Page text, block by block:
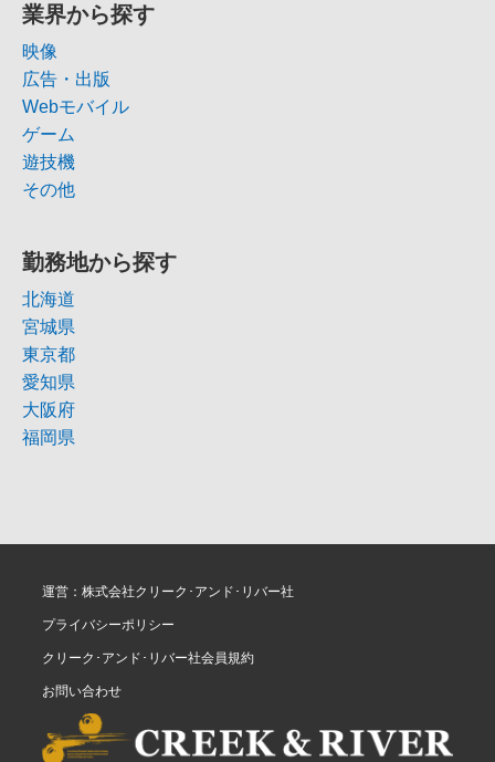
業界から探す
映像
広告・出版
Webモバイル
ゲーム
遊技機
その他
勤務地から探す
北海道
宮城県
東京都
愛知県
大阪府
福岡県
運営：株式会社クリーク･アンド･リバー社
プライバシーポリシー
クリーク･アンド･リバー社会員規約
お問い合わせ